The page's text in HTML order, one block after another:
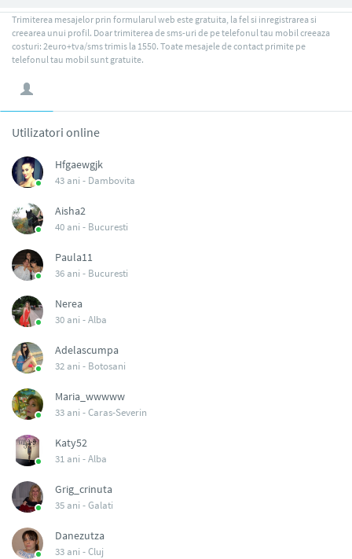
Trimiterea mesajelor prin formularul web este gratuita, la fel si inregistrarea si
creearea unui profil. Doar trimiterea de sms-uri de pe telefonul tau mobil creeaza
costuri: 2euro+tva/sms trimis la 1550. Toate mesajele de contact primite pe
telefonul tau mobil sunt gratuite.
Utilizatori online
Hfgaewgjk
43 ani - Dambovita
Aisha2
40 ani - Bucuresti
Paula11
36 ani - Bucuresti
Nerea
30 ani -Alba
Adelascumpa
32 ani - Botosani
Maria_wwwww
33 ani -Caras-Severin
Katy52
31 ani -Alba
Grig_crinuta
35 ani -Galati
Danezutza
33 ani -Cluj